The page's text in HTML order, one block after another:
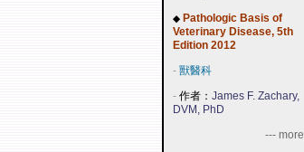
◆ Pathologic Basis of
Veterinary Disease, 5th
Edition 2012
- 獸醫科
- 作者： James F. Zachary,
DVM, PhD
--- more